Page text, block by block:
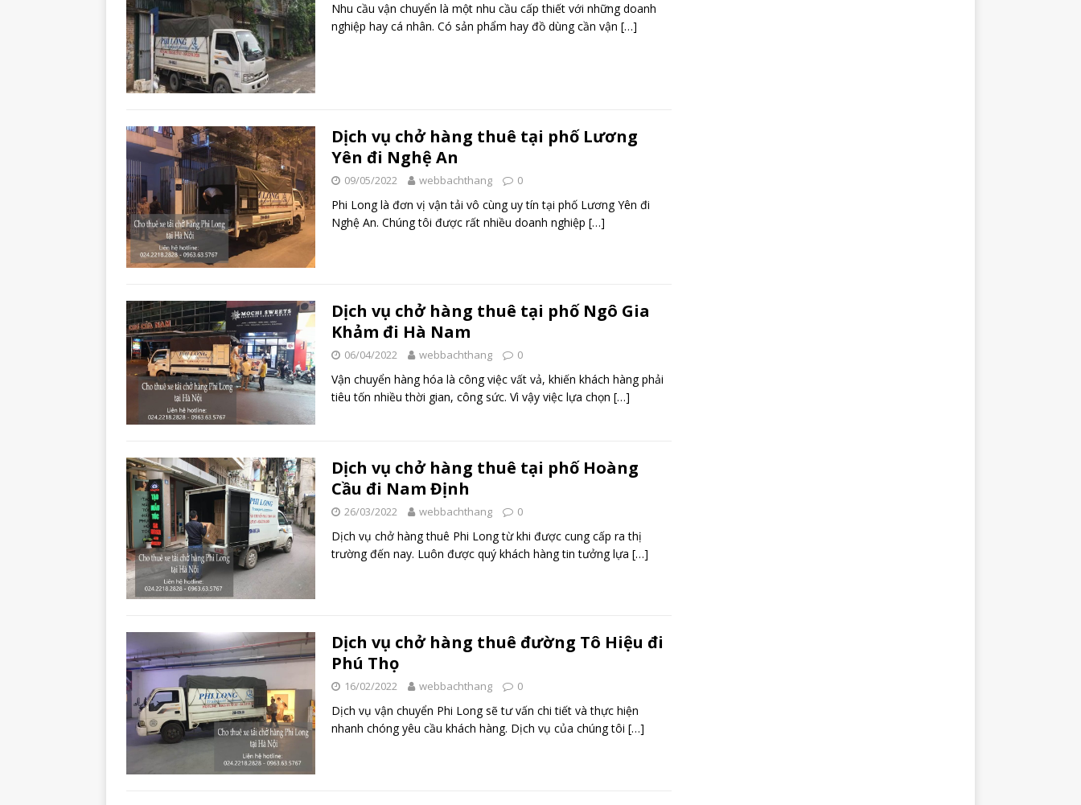
Nhu cầu vận chuyển là một nhu cầu cấp thiết với những doanh
nghiệp hay cá nhân. Có sản phẩm hay đồ dùng cần vận […]
Dịch vụ chở hàng thuê tại phố Lương
Yên đi Nghệ An
09/05/2022 webbachthang 0
Phi Long là đơn vị vận tải vô cùng uy tín tại phố Lương Yên đi
Nghệ An. Chúng tôi được rất nhiều doanh nghiệp […]
Dịch vụ chở hàng thuê tại phố Ngô Gia
Khảm đi Hà Nam
06/04/2022 webbachthang 0
Vận chuyển hàng hóa là công việc vất vả, khiến khách hàng phải
tiêu tốn nhiều thời gian, công sức. Vì vậy việc lựa chọn […]
Dịch vụ chở hàng thuê tại phố Hoàng
Cầu đi Nam Định
26/03/2022 webbachthang 0
Dịch vụ chở hàng thuê Phi Long từ khi được cung cấp ra thị
trường đến nay. Luôn được quý khách hàng tin tưởng lựa […]
Dịch vụ chở hàng thuê đường Tô Hiệu đi
Phú Thọ
16/02/2022 webbachthang 0
Dịch vụ vận chuyển Phi Long sẽ tư vấn chi tiết và thực hiện
nhanh chóng yêu cầu khách hàng. Dịch vụ của chúng tôi […]